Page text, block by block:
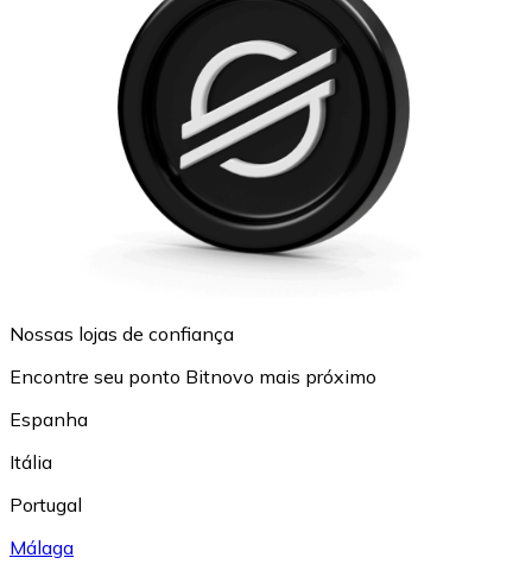
Nossas lojas de confiança
Encontre seu ponto Bitnovo mais próximo
Espanha
Itália
Portugal
Málaga